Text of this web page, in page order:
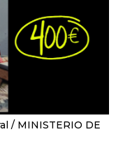
MINISTERIO DE